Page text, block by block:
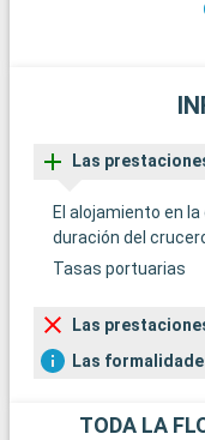
Las
El alojamiento en
duración del
Tasas portuarias
Las
Las
TODA LA